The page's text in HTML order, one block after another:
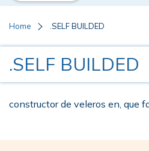
Home .SELF BUILDED
.SELF BUILDED
constructor de veleros en, que